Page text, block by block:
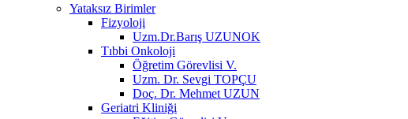
Yataksız Birimler
Fizyoloji
Uzm.Dr.Barış UZUNOK
Tıbbi Onkoloji
Öğretim Görevlisi V.
Uzm. Dr. Sevgi TOPÇU
Doç. Dr. Mehmet UZUN
Geriatri Kliniği